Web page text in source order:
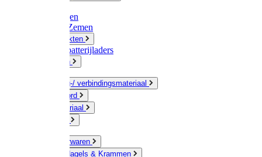
Zaksluitingen
Sponzen / Zemen
Zeepprodukten
Batterij & batterijladers
Zaklampen
Verpakking-/ verbindingsmateriaal
Touw / Koord
Afdekmateriaal
Kleine ijzerwaren
Spijkers, Nagels & Krammen